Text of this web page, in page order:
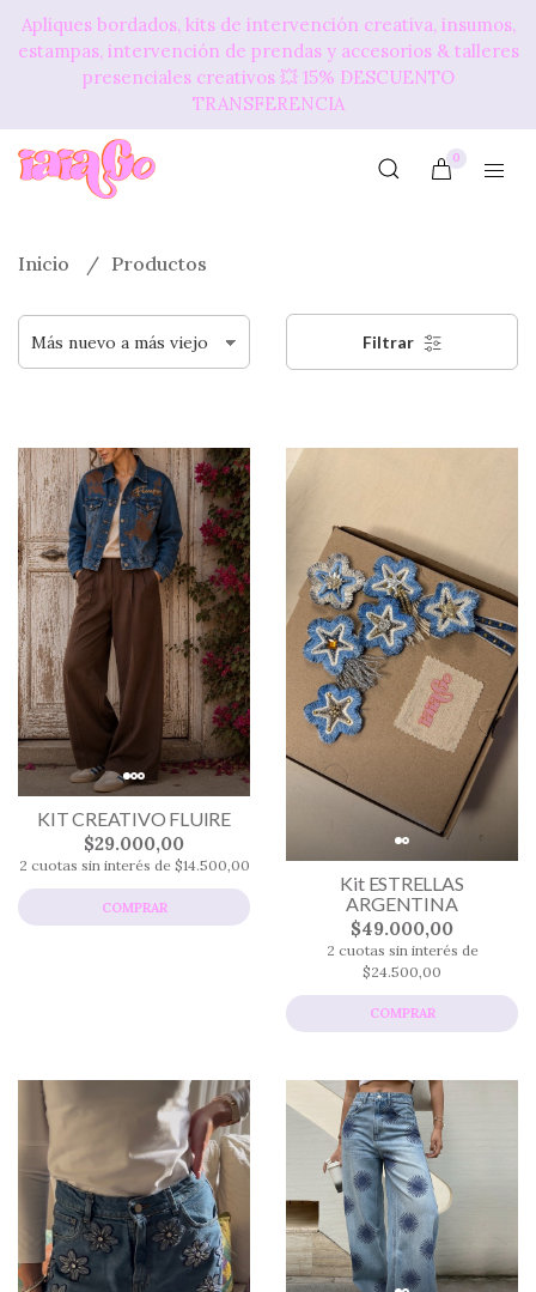
Apliques bordados, kits de intervención creativa, insumos,
estampas, intervención de prendas y accesorios & talleres
presenciales creativos 💥​ 15% DESCUENTO
TRANSFERENCIA
0
Inicio Productos
Filtrar
KIT CREATIVO FLUIRE
$29.000,00
2 cuotas sin interés de $14.500,00
COMPRAR
Kit ESTRELLAS
ARGENTINA
$49.000,00
2 cuotas sin interés de
$24.500,00
COMPRAR